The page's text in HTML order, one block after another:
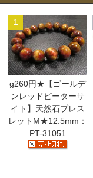
1
g260円★【ゴールデ
ンレッドピーターサ
イト】天然石ブレス
レットM★12.5mm：
PT-31051